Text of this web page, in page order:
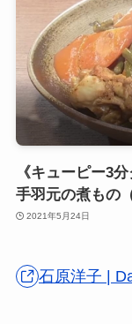
《キューピー3
手羽元の煮もの
2021年5月24日
石原洋子 |